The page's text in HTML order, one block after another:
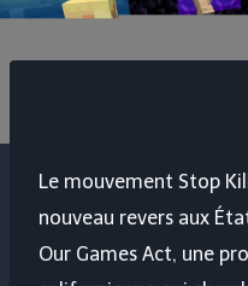
Le mouvement Stop
nouveau revers aux
Our Games Act, une